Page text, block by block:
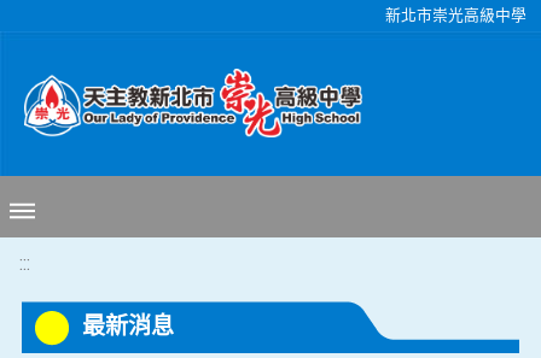
新北市崇光高級中學
:::
最新消息